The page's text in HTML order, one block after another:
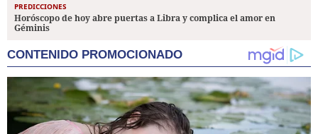
PREDICCIONES
Horóscopo de hoy abre puertas a Libra y complica el amor en
Géminis
CONTENIDO PROMOCIONADO